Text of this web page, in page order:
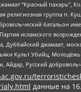
“Красный пахарь”,
религиозная группа п.
батальон
исламского
Дуббайский джамаат,
Культ Убийц, Молодёжь
Айдар, Русский
данные на